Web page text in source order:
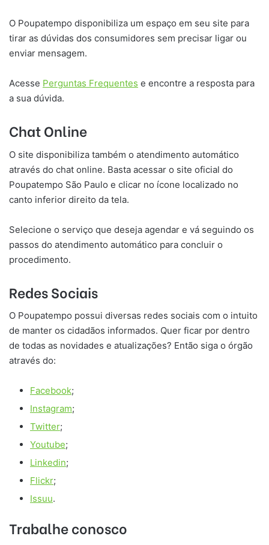
O Poupatempo disponibiliza um espaço em seu site para
tirar as dúvidas dos consumidores sem precisar ligar ou
enviar mensagem.
Acesse Perguntas Frequentes e encontre a resposta para
a sua dúvida.
Chat Online
O site disponibiliza também o atendimento automático
através do chat online. Basta acessar o site oficial do
Poupatempo São Paulo e clicar no ícone localizado no
canto inferior direito da tela.
Selecione o serviço que deseja agendar e vá seguindo os
passos do atendimento automático para concluir o
procedimento.
Redes Sociais
O Poupatempo possui diversas redes sociais com o intuito
de manter os cidadãos informados. Quer ficar por dentro
de todas as novidades e atualizações? Então siga o órgão
através do:
Facebook;
Instagram;
Twitter;
Youtube;
Linkedin;
Flickr;
Issuu.
Trabalhe conosco